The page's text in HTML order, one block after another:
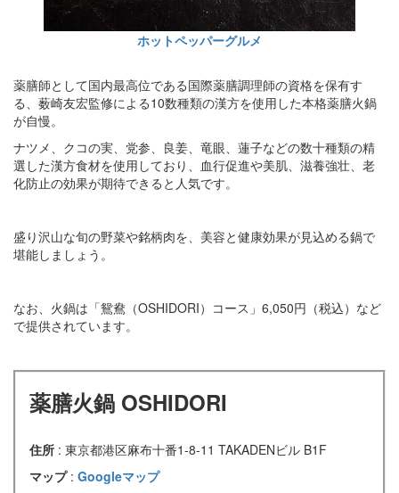
ホットペッパーグルメ
薬膳師として国内最高位である国際薬膳調理師の資格を保有す
る、薮崎友宏監修による10数種類の漢方を使用した本格薬膳火鍋
が自慢。
ナツメ、クコの実、党参、良姜、竜眼、蓮子などの数十種類の精
選した漢方食材を使用しており、血行促進や美肌、滋養強壮、老
化防止の効果が期待できると人気です。
盛り沢山な旬の野菜や銘柄肉を、美容と健康効果が見込める鍋で
堪能しましょう。
なお、火鍋は「鴛鴦（OSHIDORI）コース」6,050円（税込）など
で提供されています。
薬膳火鍋 OSHIDORI
住所 : 東京都港区麻布十番1-8-11 TAKADENビル B1F
マップ : Googleマップ